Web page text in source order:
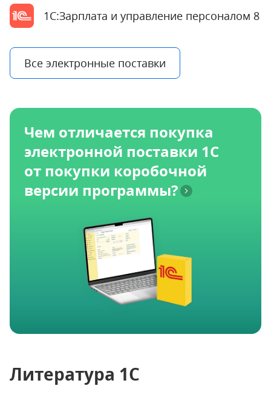
1С:Зарплата и управление персоналом 8
Все электронные поставки
Чем отличается покупка
электронной поставки 1С
от покупки коробочной
версии программы?
Литература 1С